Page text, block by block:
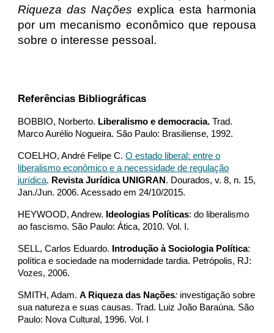
Riqueza das Nações explica esta harmonia
por um mecanismo econômico que repousa
sobre o interesse pessoal.
Referências Bibliográficas
BOBBIO, Norberto. Liberalismo e democracia.Trad.
Marco Aurélio Nogueira. São Paulo: Brasiliense, 1992.
COELHO, André Felipe C. O estado liberal: entre o
liberalismo econômico e a necessidade de regulação
jurídica. Revista Jurídica UNIGRAN . Dourados, v. 8, n. 15,
Jan./Jun. 2006. Acessado em 24/10/2015.
HEYWOOD, Andrew. Ideologias Políticas: do liberalismo
ao fascismo. São Paulo: Ática, 2010. Vol. I.
SELL, Carlos Eduardo. Introdução à Sociologia Política:
política e sociedade na modernidade tardia. Petrópolis, RJ:
Vozes, 2006.
SMITH, Adam.A Riqueza das Nações: investigação sobre
sua natureza e suas causas. Trad. Luiz João Baraúna. São
Paulo: Nova Cultural, 1996. Vol. I